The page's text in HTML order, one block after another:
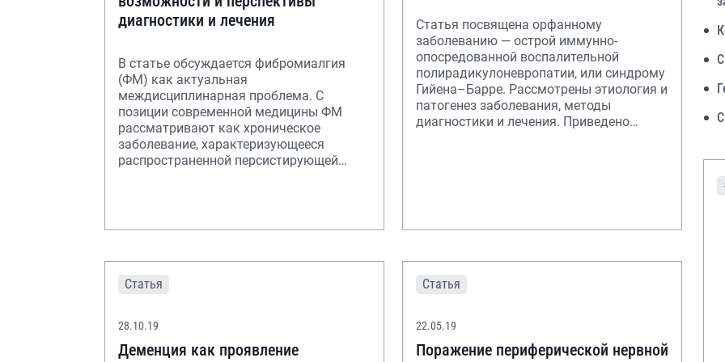
диагностики и лечения
В статье обсуждается фибромиалгия
(ФМ) как актуальная
междисциплинарная проблема. С
позиции современной медицины ФМ
рассматривают как хроническое
заболевание, характеризующееся
распространенной персистирующей
Статья посвящена орфанному
заболеванию — острой иммунно-
опосредованной воспалительной
полирадикулоневропатии, или синдрому
Гийена–Барре. Рассмотрены этиология и
патогенез заболевания, методы
диагностики и лечения. Приведено
Статья
28.10.19
Деменция как проявление
Статья
22.05.19
Поражение периферической нервной